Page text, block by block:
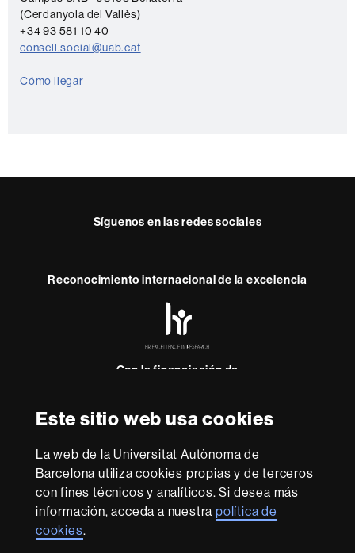
Este sitio web usa cookies
La web de la Universitat Autònoma de
Barcelona utiliza cookies propias y de terceros
con fines técnicos y analíticos. Si desea más
información, acceda a nuestrapolítica de
cookies.
t
a
c
(Cerdanyola del Vallès)
+34 93 581 10 40
consell.social@uab.cat
Cómo llegar
Síguenos en las redes sociales
Reconocimiento internacional de la excelencia
-
Con la financiación de
esta
web
El Consejo Social es el órgano de participación de la
sociedad en la Universidad. Promueve políticas de
calidad y de mejora en los diferentes ámbitos de la
Universidad. Ejerce las funciones que tiene atribuïdes